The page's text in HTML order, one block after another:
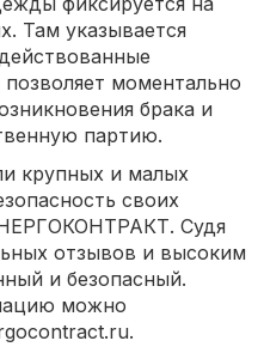
Там указывается
моментально
брака и
партию.
крупных и малых
своих
Судя
отзывов и высоким
и безопасный.
можно